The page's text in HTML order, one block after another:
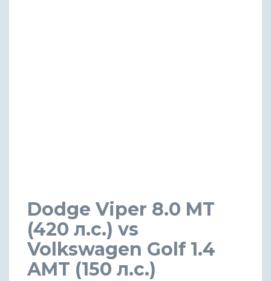
Dodge Viper 8.0 MT
(420 л.с.) vs
Volkswagen Golf 1.4
AMT (150 л.с.)